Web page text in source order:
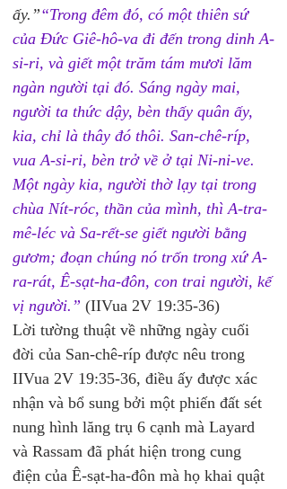
ấy.”“Trong đêm đó, có một thiên sứ
của Đức Giê-hô-va đi đến trong dinh A-
si-ri, và giết một trăm tám mươi lăm
ngàn người tại đó. Sáng ngày mai,
người ta thức dậy, bèn thấy quân ấy,
kia, chỉ là thây đó thôi. San-chê-ríp,
vua A-si-ri, bèn trở về ở tại Ni-ni-ve.
Một ngày kia, người thờ lạy tại trong
chùa Nít-róc, thần của mình, thì A-tra-
mê-léc và Sa-rết-se giết người bằng
gươm; đoạn chúng nó trốn trong xứ A-
ra-rát, Ê-sạt-ha-đôn, con trai người, kế
vị người.” (IIVua 2V 19:35-36)
Lời tường thuật về những ngày cuối
đời của San-chê-ríp được nêu trong
IIVua 2V 19:35-36, điều ấy được xác
nhận và bổ sung bởi một phiến đất sét
nung hình lăng trụ 6 cạnh mà Layard
và Rassam đã phát hiện trong cung
điện của Ê-sạt-ha-đôn mà họ khai quật